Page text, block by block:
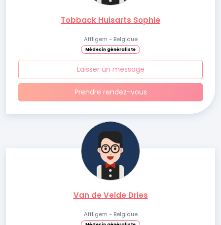
Tobback Huisarts Sophie
Affligem - Belgique
Médecin généraliste
Laisser un message
Prendre rendez-vous
Van de Velde Dries
Affligem - Belgique